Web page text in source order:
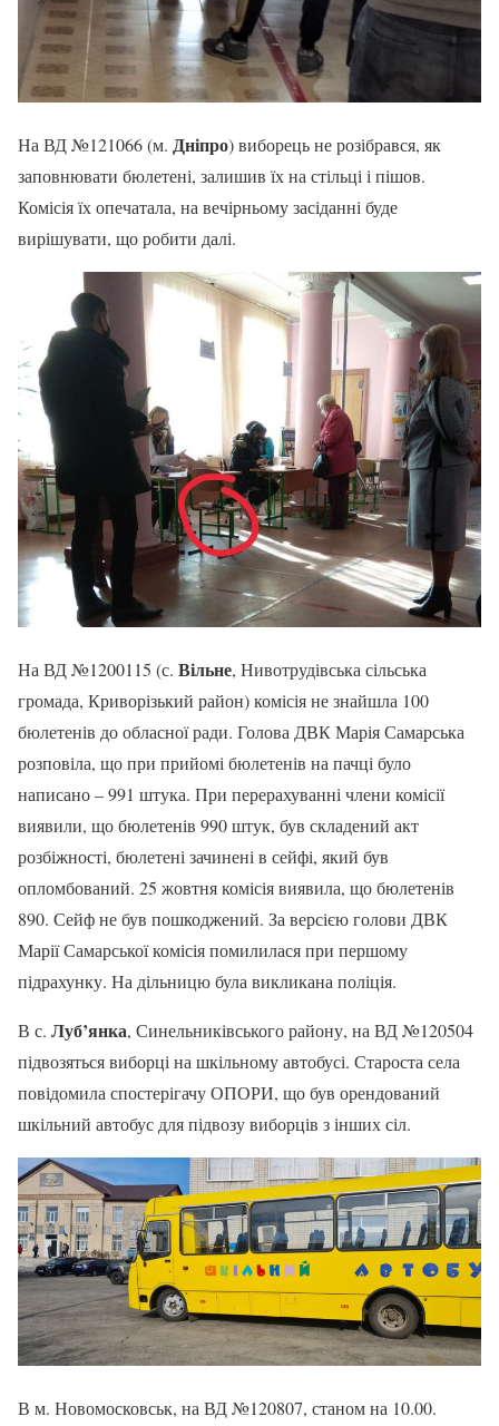
На ВД №121066 (м. Дніпро) виборець не розібрався, як
заповнювати бюлетені, залишив їх на стільці і пішов.
Комісія їх опечатала, на вечірньому засіданні буде
вирішувати, що робити далі.
На ВД №1200115 (с. Вільне, Нивотрудівська сільська
громада, Криворізький район) комісія не знайшла 100
бюлетенів до обласної ради. Голова ДВК Марія Самарська
розповіла, що при прийомі бюлетенів на пачці було
написано – 991 штука. При перерахуванні члени комісії
виявили, що бюлетенів 990 штук, був складений акт
розбіжності, бюлетені зачинені в сейфі, який був
опломбований. 25 жовтня комісія виявила, що бюлетенів
890. Сейф не був пошкоджений. За версією голови ДВК
Марії Самарської комісія помилилася при першому
підрахунку. На дільницю була викликана поліція.
В с. Луб’янка, Синельниківського району, на ВД №120504
підвозяться виборці на шкільному автобусі. Староста села
повідомила спостерігачу ОПОРИ, що був орендований
шкільний автобус для підвозу виборців з інших сіл.
В м. Новомосковськ, на ВД №120807, станом на 10.00.